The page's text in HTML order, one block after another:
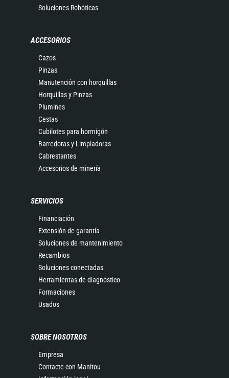
Soluciones Robóticas
ACCESORIOS
Cazos
Pinzas
Manutención con horquillas
Horquillas y Pinzas
Plumines
Cestas
Cubilotes para hormigón
Barredoras y Limpiadoras
Cabrestantes
Accesorios de minería
SERVICIOS
Financiación
Extensión de garantía
Soluciones de mantenimiento
Recambios
Soluciones conectadas
Herramientas de diagnóstico
Formaciones
Usados
SOBRE NOSOTROS
Empresa
Contacte con Manitou